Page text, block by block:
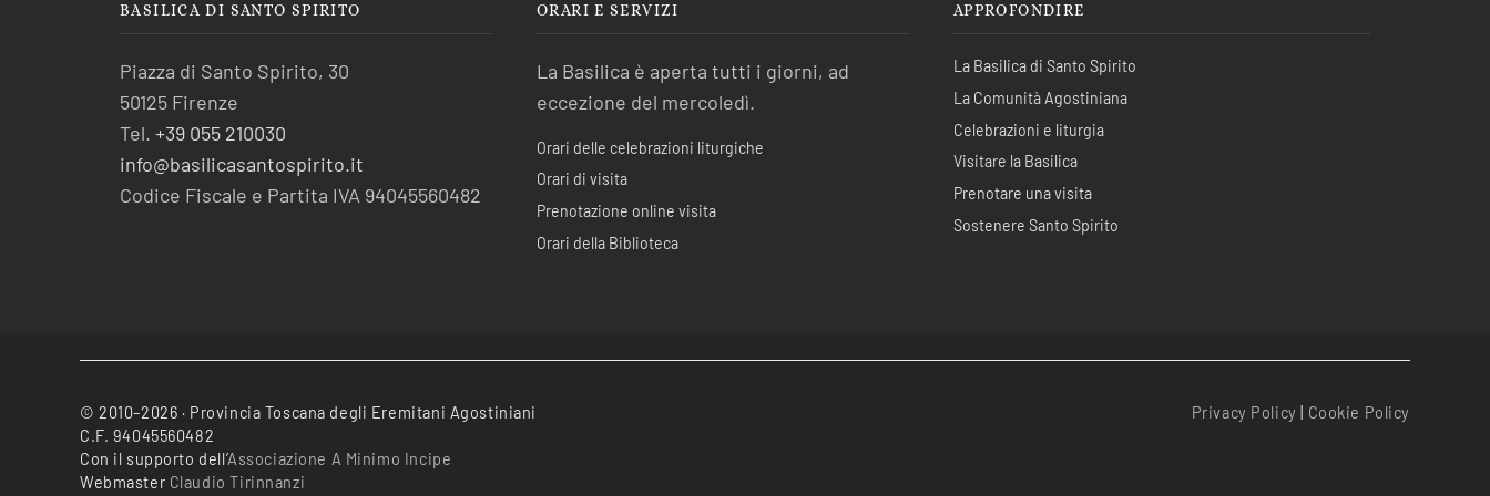
BASILICA DI SANTO SPIRITO
Piazza di Santo Spirito, 30
50125 Firenze
Tel.+39 055 210030
info@basilicasantospirito.it
Codice Fiscale e Partita IVA 94045560482
ORARI E SERVIZI
La Basilica è aperta tutti i giorni, ad
eccezione del mercoledì.
Orari delle celebrazioni liturgiche
Orari di visita
Prenotazione online visita
Orari della Biblioteca
APPROFONDIRE
La Basilica di Santo Spirito
La Comunità Agostiniana
Celebrazioni e liturgia
Visitare la Basilica
Prenotare una visita
Sostenere Santo Spirito
© 2010–2026 · Provincia Toscana degli Eremitani Agostiniani
C.F. 94045560482
Con il supporto dell’Associazione A Minimo Incipe
Webmaster Claudio Tirinnanzi
Privacy Policy Cookie Policy